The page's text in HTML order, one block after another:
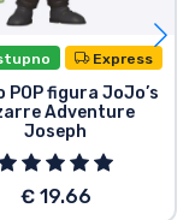
Express
POP figura JoJo’s
Adventure
Joseph
€ 19.66